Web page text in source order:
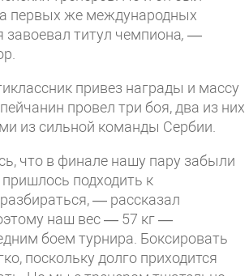
первых же международных
завоевал титул чемпиона, —
привез награды и массу
провел три боя, два из них
из сильной команды Сербии.
что в финале нашу пару забыли
пришлось подходить к
— рассказал
наш вес — 57 кг —
боем турнира. Боксировать
поскольку долго приходится